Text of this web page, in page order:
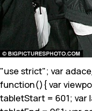
"use strict"; var
function(){ var
tabletStart = 601; var